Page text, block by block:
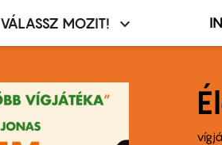
Moziválasztó
VÁLASSZ MOZIT!